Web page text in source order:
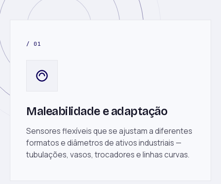
/ 01
Maleabilidade e adaptação
Sensores flexíveis que se ajustam a diferentes
formatos e diâmetros de ativos industriais —
tubulações, vasos, trocadores e linhas curvas.